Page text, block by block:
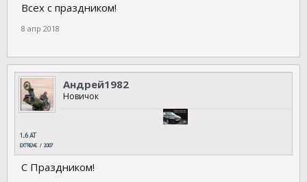
Всех с праздником!
8 апр 2018
Андрей1982
Новичок
С Праздником!